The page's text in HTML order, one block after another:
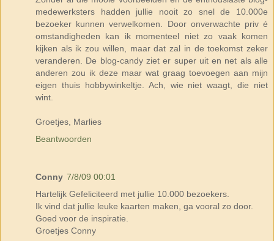
medewerksters hadden jullie nooit zo snel de 10.000e
bezoeker kunnen verwelkomen. Door onverwachte priv é
omstandigheden kan ik momenteel niet zo vaak komen
kijken als ik zou willen, maar dat zal in de toekomst zeker
veranderen. De blog-candy ziet er super uit en net als alle
anderen zou ik deze maar wat graag toevoegen aan mijn
eigen thuis hobbywinkeltje. Ach, wie niet waagt, die niet
wint.
Groetjes, Marlies
Beantwoorden
Conny 7/8/09 00:01
Hartelijk Gefeliciteerd met jullie 10.000 bezoekers.
Ik vind dat jullie leuke kaarten maken, ga vooral zo door.
Goed voor de inspiratie.
Groetjes Conny